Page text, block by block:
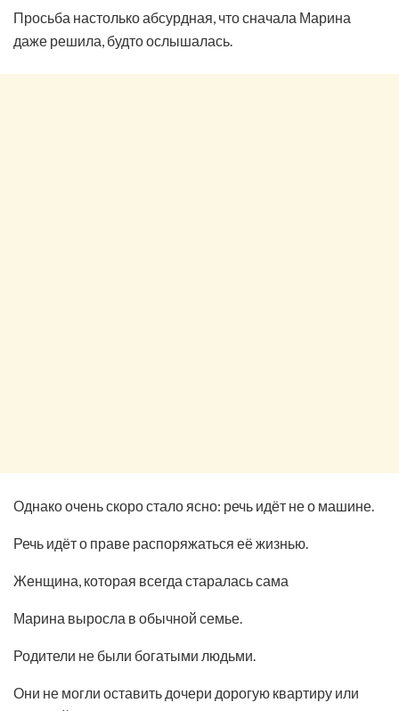
Просьба настолько абсурдная, что сначала Марина
даже решила, будто ослышалась.
Однако очень скоро стало ясно: речь идёт не о машине.
Речь идёт о праве распоряжаться её жизнью.
Женщина, которая всегда старалась сама
Марина выросла в обычной семье.
Родители не были богатыми людьми.
Они не могли оставить дочери дорогую квартиру или